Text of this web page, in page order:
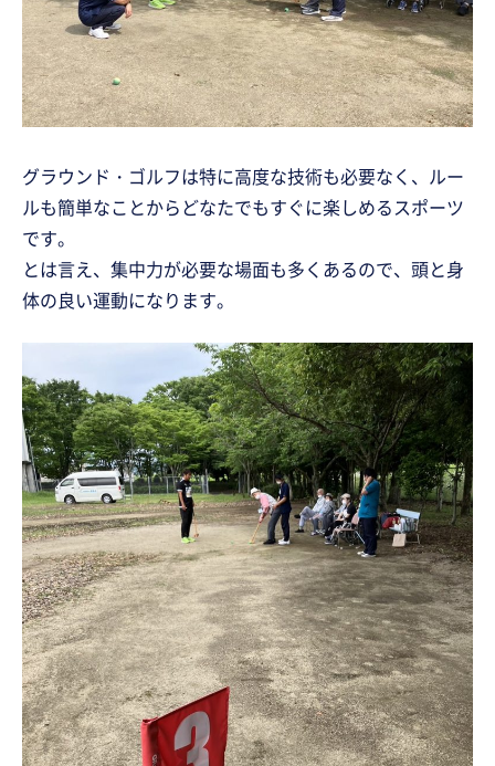
グラウンド・ゴルフは特に高度な技術も必要なく、ルー
ルも簡単なことからどなたでもすぐに楽しめるスポーツ
です。
とは言え、集中力が必要な場面も多くあるので、頭と身
体の良い運動になります。